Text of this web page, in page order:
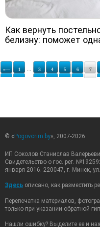
Как вернуть
белизну: поможет
«— 1 3 4 5 6 7
© « Pogovorim.by», 2007-2026.
ИП Соколов Станислав
Свидетельство о гос. рег.
января 2016. 220047, г. Минск,
Здесь описано, как разместить
Перепечатка материалов,
только при указании обратной
Нашли ошибку? Выделите ее и